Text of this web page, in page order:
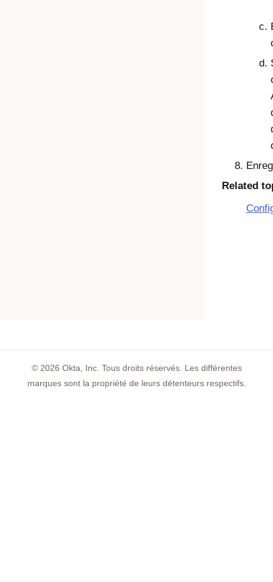
Related
© 2026 Okta, Inc. Tous droits réservés. Les différentes
marques sont la propriété de leurs détenteurs respectifs.